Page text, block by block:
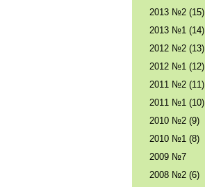
2013 №2 (15)
2013 №1 (14)
2012 №2 (13)
2012 №1 (12)
2011 №2 (11)
2011 №1 (10)
2010 №2 (9)
2010 №1 (8)
2009 №7
2008 №2 (6)